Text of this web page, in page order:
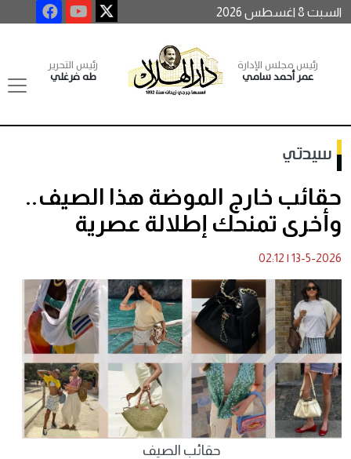
السبت 8 اغسطس 2026
رئيس مجلس الإدارة
عمر أحمد سامي
رئيس التحرير
طه فرغلي
سيدتي
حقائب خارج الموضة هذا الصيف..
وأخرى تمنحك إطلالة عصرية
13-5-2026
|
02:12
حقائب الصيف